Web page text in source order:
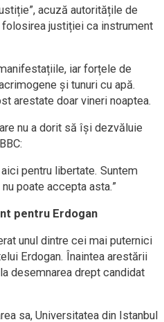
acuză autoritățile de
justiției ca instrument
iar forțele de
și tunuri cu apă.
arestate doar vineri noaptea.
nu a dorit să își dezvăluie
pentru libertate. Suntem
poate accepta asta.”
pentru Erdogan
unul dintre cei mai puternici
Erdogan. Înaintea arestării
desemnarea drept candidat
sa, Universitatea din Istanbul